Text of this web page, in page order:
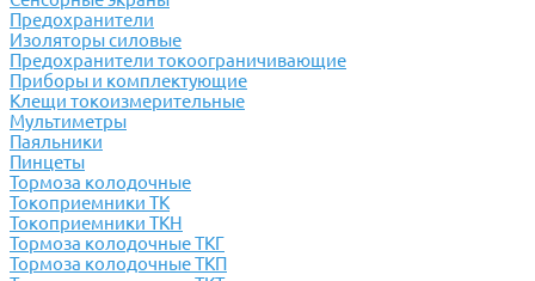
Предохранители
Изоляторы силовые
Предохранители токоограничивающие
Приборы и комплектующие
Клещи токоизмерительные
Мультиметры
Паяльники
Пинцеты
Тормоза колодочные
Токоприемники ТК
Токоприемники ТКН
Тормоза колодочные ТКГ
Тормоза колодочные ТКП